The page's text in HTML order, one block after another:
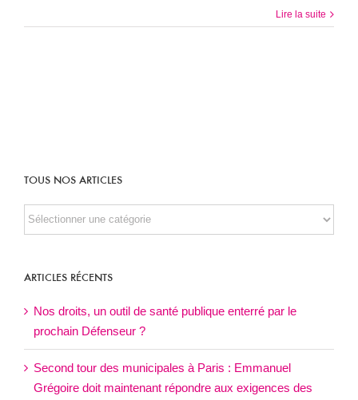
Lire la suite
TOUS NOS ARTICLES
TOUS
NOS
ARTICLES RÉCENTS
Nos droits, un outil de santé publique enterré par le
prochain Défenseur ?
Second tour des municipales à Paris : Emmanuel
Grégoire doit maintenant répondre aux exigences des